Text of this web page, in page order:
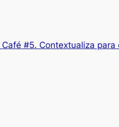
Café #5. Contextualiza